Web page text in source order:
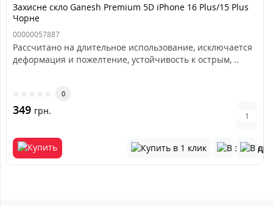
Захисне скло Ganesh Premium 5D iPhone 16 Plus/15 Plus
Чорне
00000057887
Рассчитано на длительное использование, исключается
деформация и пожелтение, устойчивость к острым, ..
0
349 грн.